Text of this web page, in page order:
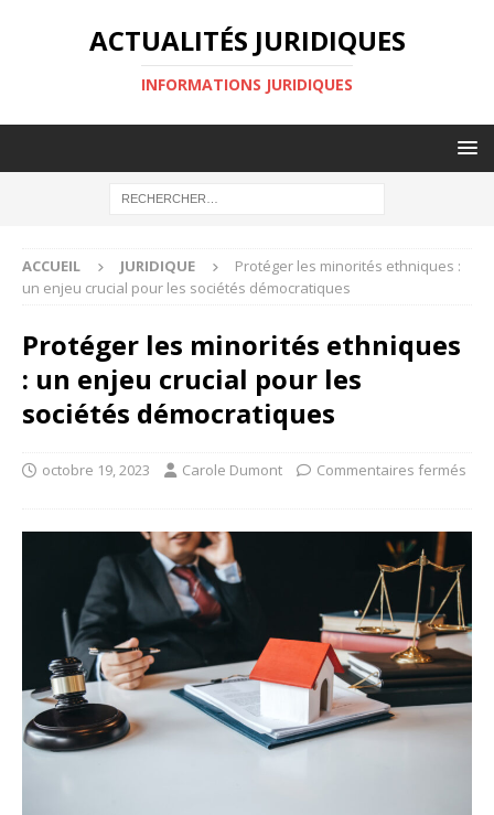
ACTUALITÉS JURIDIQUES
INFORMATIONS JURIDIQUES
ACCUEIL JURIDIQUE
Protéger les minorités ethniques :
un enjeu crucial pour les sociétés démocratiques
Protéger les minorités ethniques
: un enjeu crucial pour les
sociétés démocratiques
octobre 19, 2023 Carole Dumont Commentaires fermés